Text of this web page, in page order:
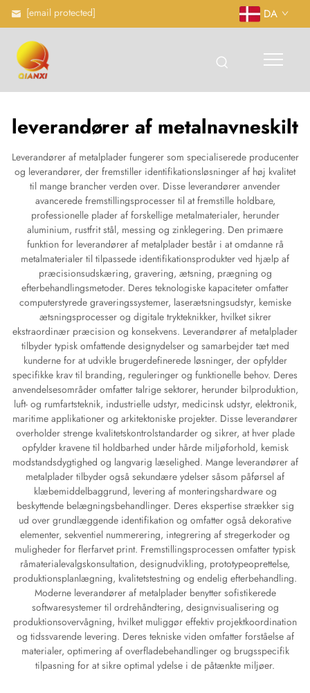
[email protected] DA
leverandører af metalnavneskilt
Leverandører af metalplader fungerer som specialiserede producenter
og leverandører, der fremstiller identifikationsløsninger af høj kvalitet
til mange brancher verden over. Disse leverandører anvender
avancerede fremstillingsprocesser til at fremstille holdbare,
professionelle plader af forskellige metalmaterialer, herunder
aluminium, rustfrit stål, messing og zinklegering. Den primære
funktion for leverandører af metalplader består i at omdanne rå
metalmaterialer til tilpassede identifikationsprodukter ved hjælp af
præcisionsudskæring, gravering, ætsning, prægning og
efterbehandlingsmetoder. Deres teknologiske kapaciteter omfatter
computerstyrede graveringssystemer, laserætsningsudstyr, kemiske
ætsningsprocesser og digitale trykteknikker, hvilket sikrer
ekstraordinær præcision og konsekvens. Leverandører af metalplader
tilbyder typisk omfattende designydelser og samarbejder tæt med
kunderne for at udvikle brugerdefinerede løsninger, der opfylder
specifikke krav til branding, reguleringer og funktionelle behov. Deres
anvendelsesområder omfatter talrige sektorer, herunder bilproduktion,
luft- og rumfartsteknik, industrielle udstyr, medicinsk udstyr, elektronik,
maritime applikationer og arkitektoniske projekter. Disse leverandører
overholder strenge kvalitetskontrolstandarder og sikrer, at hver plade
opfylder kravene til holdbarhed under hårde miljøforhold, kemisk
modstandsdygtighed og langvarig læselighed. Mange leverandører af
metalplader tilbyder også sekundære ydelser såsom påførsel af
klæbemiddelbaggrund, levering af monteringshardware og
beskyttende belægningsbehandlinger. Deres ekspertise strækker sig
ud over grundlæggende identifikation og omfatter også dekorative
elementer, sekventiel nummerering, integrering af stregerkoder og
muligheder for flerfarvet print. Fremstillingsprocessen omfatter typisk
råmaterialevalgskonsultation, designudvikling, prototypeoprettelse,
produktionsplanlægning, kvalitetstestning og endelig efterbehandling.
Moderne leverandører af metalplader benytter sofistikerede
softwaresystemer til ordrehåndtering, designvisualisering og
produktionsovervågning, hvilket muliggør effektiv projektkoordination
og tidssvarende levering. Deres tekniske viden omfatter forståelse af
materialer, optimering af overfladebehandlinger og brugsspecifik
tilpasning for at sikre optimal ydelse i de påtænkte miljøer.